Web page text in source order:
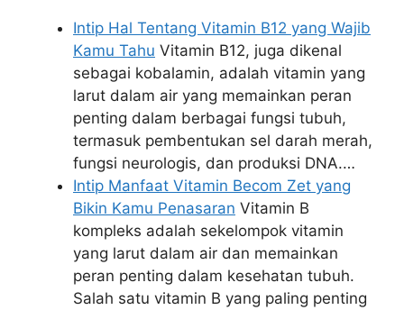
Intip Hal Tentang Vitamin B12 yang Wajib
Kamu Tahu Vitamin B12, juga dikenal
sebagai kobalamin, adalah vitamin yang
larut dalam air yang memainkan peran
penting dalam berbagai fungsi tubuh,
termasuk pembentukan sel darah merah,
fungsi neurologis, dan produksi DNA.…
Intip Manfaat Vitamin Becom Zet yang
Bikin Kamu Penasaran Vitamin B
kompleks adalah sekelompok vitamin
yang larut dalam air dan memainkan
peran penting dalam kesehatan tubuh.
Salah satu vitamin B yang paling penting